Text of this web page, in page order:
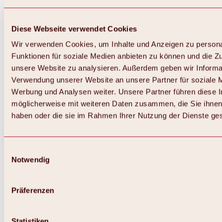
Diese Webseite verwendet Cookies
Wir verwenden Cookies, um Inhalte und Anzeigen zu
Funktionen für soziale Medien anbieten zu können und die
unsere Website zu analysieren. Außerdem geben wir
Verwendung unserer Website an unsere Partner für soziale
Werbung und Analysen weiter. Unsere Partner führen diese
möglicherweise mit weiteren Daten zusammen, die Sie
haben oder die sie im Rahmen Ihrer Nutzung der Dienste
Notwendig
Präferenzen